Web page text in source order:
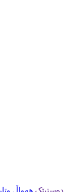
دەستپێک هەواڵ وتار